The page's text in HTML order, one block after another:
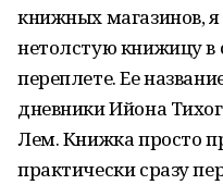
книжных магазинов,
нетолстую книжицу
переплете. Ее
дневники Ийона
Лем. Книжка просто
практически сразу